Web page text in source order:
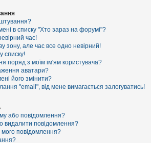
в списку "Хто зараз на форумі"?
час!
зону, але час все одно невірний!
списку!
поряд з моїм ім'ям користувача?
аватари?
його змінити?
"email", від мене вимагається залогуватись!
або повідомлення?
видалити повідомлення?
повідомлення?